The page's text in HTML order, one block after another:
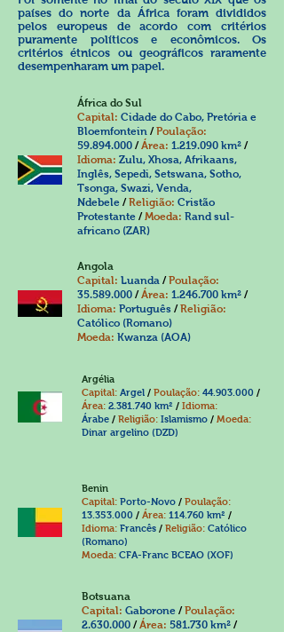
países do norte da África foram divididos
pelos europeus de acordo com critérios
puramente políticos e econômicos. Os
critérios étnicos ou geográficos raramente
desempenharam um papel.
África do Sul
Capital: Cidade do Cabo, Pretória e
Bloemfontein / Poulação:
59.894.000 /Área: 1.219.090 km² /
Idioma: Zulu, Xhosa, Afrikaans,
Inglês, Sepedi, Setswana, Sotho,
Tsonga, Swazi, Venda,
Ndebele /Religião: Cristão
Protestante / Moeda: Rand sul-
africano (ZAR)
Angola
Capital: Luanda / Poulação:
35.589.000 /Área: 1.246.700 km² /
Idioma: Português /Religião:
Católico (Romano)
Moeda: Kwanza (AOA)
Argélia
Capital: Argel / Poulação: 44.903.000 /
Área: 2.381.740 km² / Idioma:
Árabe / Religião: Islamismo / Moeda:
Dinar argelino (DZD)
Benin
Capital: Porto-Novo / Poulação:
13.353.000 / Área: 114.760 km² /
Idioma: Francês / Religião: Católico
(Romano)
Moeda: CFA-Franc BCEAO (XOF)
Botsuana
Capital: Gaborone / Poulação:
2.630.000 /Área: 581.730 km² /